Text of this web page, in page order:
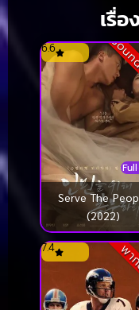
เรื่
6.6
Serve The
(2022)
พ
7.4